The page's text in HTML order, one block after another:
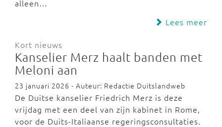
alleen…
Lees meer
Kort nieuws
Kanselier Merz haalt banden met
Meloni aan
23 januari 2026 - Auteur: Redactie Duitslandweb
De Duitse kanselier Friedrich Merz is deze
vrijdag met een deel van zijn kabinet in Rome,
voor de Duits-Italiaanse regeringsconsultaties.